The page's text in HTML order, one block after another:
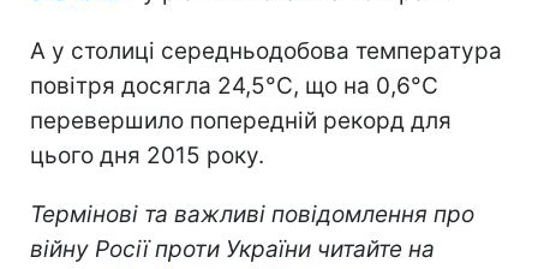
А у столиці середньодобова температура
повітря досягла 24,5°С, що на 0,6°С
перевершило попередній рекорд для
цього дня 2015 року.
Термінові та важливі повідомлення про
війну Росії проти України читайте на